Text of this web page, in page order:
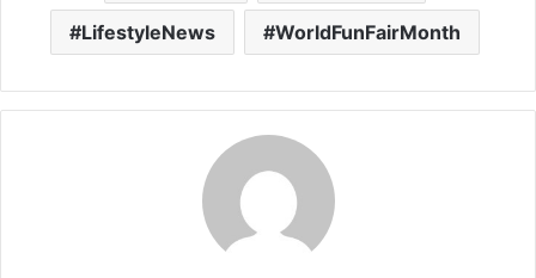
LifestyleNews WorldFunFairMonth